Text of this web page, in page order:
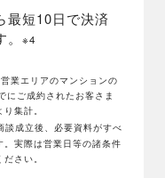
最短10日で決済
。※4
業エリアのマンションの
ご成約されたお客さま
集計。
談成立後、必要資料がすべ
実際は営業日等の諸条件
さい。